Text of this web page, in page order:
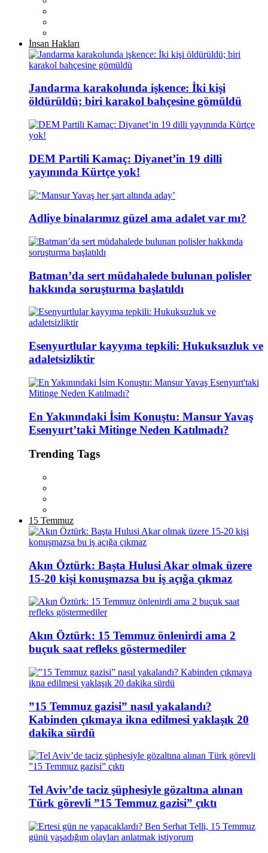
İnsan Hakları
Jandarma karakolunda işkence: İki kişi
öldürüldü; biri karakol bahçesine gömüldü
DEM Partili Kamaç: Diyanet’in 19 dilli
yayınında Kürtçe yok!
Adliye binalarımız güzel ama adalet var mı?
Batman’da sert müdahalede bulunan polisler
hakkında soruşturma başlatıldı
Esenyurtlular kayyıma tepkili: Hukuksuzluk ve
adaletsizliktir
En Yakınındaki İsim Konuştu: Mansur Yavaş
Esenyurt’taki Mitinge Neden Katılmadı?
Trending Tags
15 Temmuz
Akın Öztürk: Başta Hulusi Akar olmak üzere
15-20 kişi konuşmazsa bu iş açığa çıkmaz
Akın Öztürk: 15 Temmuz önlenirdi ama 2
buçuk saat refleks göstermediler
”15 Temmuz gazisi” nasıl yakalandı?
Kabinden çıkmaya ikna edilmesi yaklaşık 20
dakika sürdü
Tel Aviv’de taciz şüphesiyle gözaltına alınan
Türk görevli ”15 Temmuz gazisi” çıktı